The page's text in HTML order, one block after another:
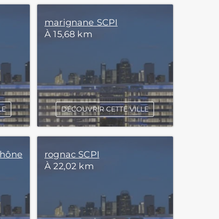
marignane SCPI
À 15,68 km
DÉCOUVRIR CETTE VILLE
rognac SCPI
À 22,02 km